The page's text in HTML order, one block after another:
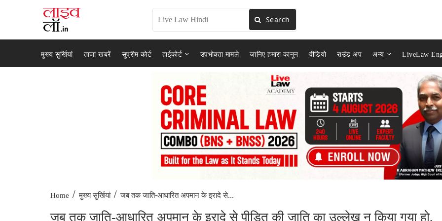
Search
मुख्य सुर्खियां ताजा खबरें सुप्रीम कोर्ट हाईकोर्ट उपभोक्ता मामले जानिए हमारा कानून वीडियो राउंड अप अन्य LiveLaw
Home / मुख्य सुर्खियां / जब तक जाति-आधारित अपमान के इरादे से...
जब तक जाति-आधारित अपमान के इरादे से पीड़ित की जाति का उल्लेख न किया गया हो,